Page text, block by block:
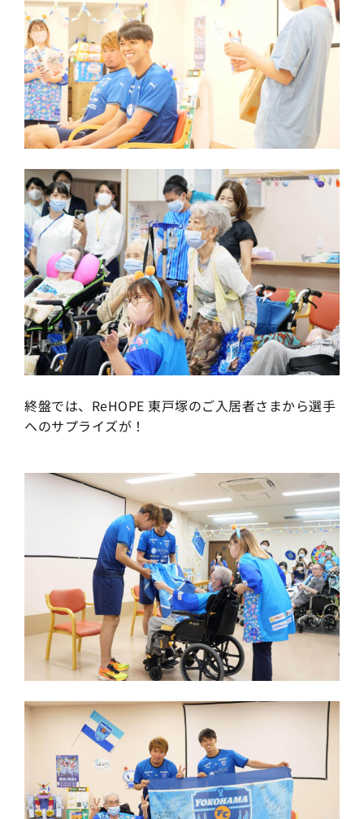
終盤では、ReHOPE 東戸塚のご入居者さまから選手
へのサプライズが！